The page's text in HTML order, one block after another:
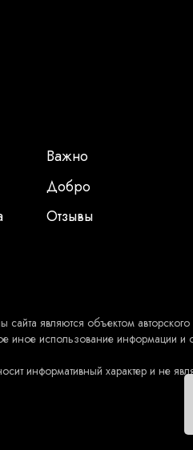
Важно
Добро
Отзывы
сайта являются объектом
иное использование информации и
информативный характер и не